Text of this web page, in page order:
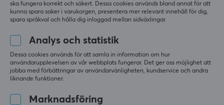
risken att skada komponenter med tryckluft
Händig
stark
Skrämde katterna :(
MaxMount AirBlow Pro 2-in-1 – Dammsugare &amp; Tryckluft - Svart
för 6 mån. sen
1 like
Nichlas T
Verifierad köpare
ska fungera korrekt och säkert. Dessa cookies används bland annat för att
kunna spara saker i varukorgen, presentera mer relevant innehåll för dig,
spara språkval och hålla dig inloggad mellan sidväxlingar.
Analys och statistik
Dessa cookies används för att samla in information om hur
användarupplevelsen av vår webbplats fungerar. Det ger oss möjlighet att
jobba med förbättringar av användarvänligheten, kundservice och andra
liknande funktioner.
Marknadsföring